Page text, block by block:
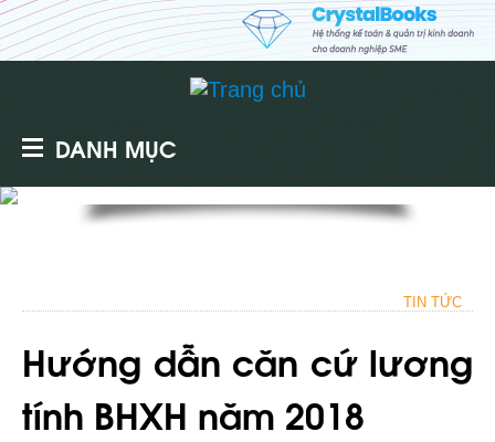
DANH MỤC
TIN TỨC
Hướng dẫn căn cứ lương
tính BHXH năm 2018